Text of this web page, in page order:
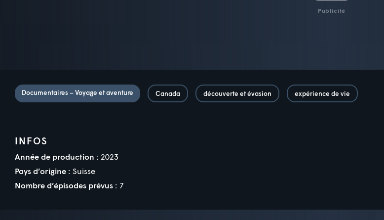
Publicité
Documentaires – Voyage et aventure Canada découverte et évasion expérience de vie
INFOS
Année de production : 2023
Pays d’origine : Suisse
Nombre d’épisodes prévus : 7